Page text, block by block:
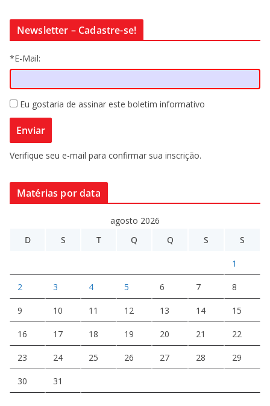
Newsletter – Cadastre-se!
*E-Mail:
Eu gostaria de assinar este boletim informativo
Verifique seu e-mail para confirmar sua inscrição.
Matérias por data
agosto 2026
D
S T Q Q S S
1
2 3 4 5 6 7 8
9 10 11 12 13 14 15
16 17 18 19 20 21 22
23 24 25 26 27 28 29
30 31